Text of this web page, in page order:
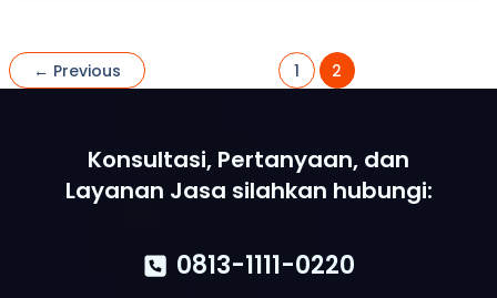
Fire
Suppression
← Previous 1 2
Konsultasi, Pertanyaan, dan
Layanan Jasa silahkan hubungi:
0813-1111-0220